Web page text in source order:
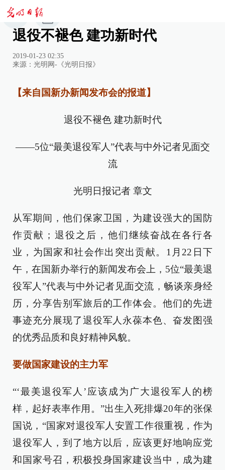
退役不褪色 建功新时代
2019-01-23 02:35
来源： 光明网-《光明日报》
【来自国新办新闻发布会的报道】
退役不褪色 建功新时代
——5位“最美退役军人”代表与中外记者见面交
流
光明日报记者 章文
从军期间，他们保家卫国，为建设强大的国防
作贡献；退役之后，他们继续奋战在各行各
业，为国家和社会作出突出贡献。1月22日下
午，在国新办举行的新闻发布会上，5位“最美退
役军人”代表与中外记者见面交流，畅谈亲身经
历，分享告别军旅后的工作体会。他们的先进
事迹充分展现了退役军人永葆本色、奋发图强
的优秀品质和良好精神风貌。
要做国家建设的主力军
“‘最美退役军人’应该成为广大退役军人的榜
样，起好表率作用。”出生入死排爆20年的张保
国说，“国家对退役军人安置工作很重视，作为
退役军人，到了地方以后，应该更好地响应党
和国家号召，积极投身国家建设当中，成为建